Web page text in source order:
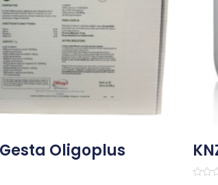
Oligoplus